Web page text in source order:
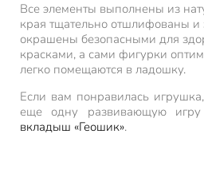
Все элементы выполнены из
края тщательно отшлифованы и
окрашены безопасными для
красками, а сами фигурки
легко помещаются в ладошку.
Если вам понравилась
еще одну развивающую
вкладыш «Геошик».